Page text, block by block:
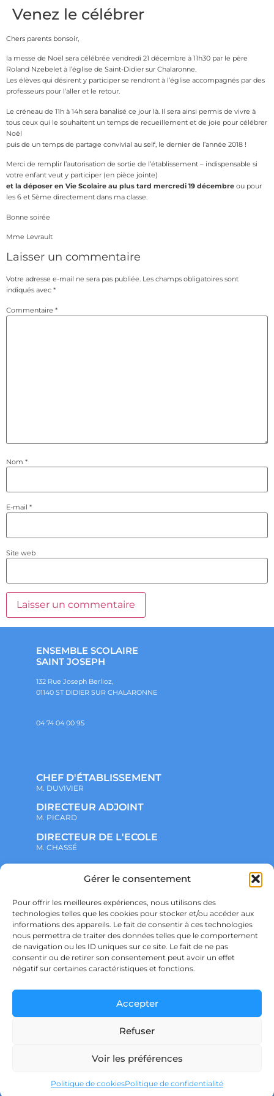
Gérer le consentement
Pour offrir les meilleures expériences, nous utilisons des
technologies telles que les cookies pour stocker et/ou accéder aux
informations des appareils. Le fait de consentir à ces technologies
nous permettra de traiter des données telles que le comportement
de navigation ou les ID uniques sur ce site. Le fait de ne pas
consentir ou de retirer son consentement peut avoir un effet
négatif sur certaines caractéristiques et fonctions.
Accepter
Refuser
Voir les préférences
Politique de cookiesPolitique de confidentialité
Venez le célébrer
Chers parents bonsoir,
la messe de Noël sera célébrée vendredi 21 décembre à 11h30 par le père
Roland Nzebelet à l’église de Saint-Didier sur Chalaronne.
Les élèves qui désirent y participer se rendront à l’église accompagnés par des
professeurs pour l’aller et le retour.
Le créneau de 11h à 14h sera banalisé ce jour là. Il sera ainsi permis de vivre à
tous ceux qui le souhaitent un temps de recueillement et de joie pour célébrer
Noël
puis de un temps de partage convivial au self, le dernier de l’année 2018 !
Merci de remplir l’autorisation de sortie de l’établissement – indispensable si
votre enfant veut y participer (en pièce jointe)
et la déposer en Vie Scolaire au plus tard mercredi 19 décembre ou pour
les 6 et 5ème directement dans ma classe.
Bonne soirée
Mme Levrault
Laisser un commentaire
Votre adresse e-mail ne sera pas publiée. Les champs obligatoires sont
indiqués avec *
Commentaire *
Nom *
E-mail *
Site web
ENSEMBLE SCOLAIRE
SAINT JOSEPH
132 Rue Joseph Berlioz,
01140 ST DIDIER SUR CHALARONNE
04 74 04 00 95
CHEF D'ÉTABLISSEMENT
M. DUVIVIER
DIRECTEUR ADJOINT
M. PICARD
DIRECTEUR DE L'ECOLE
M. CHASSÉ
NOTRE ENSEMBLE SCOLAIRE
ADMINISTRATIF
VIE ASSOCIATIVE
PARTENARIATS
CONTACT
PRÉ-INSCRIPTION
ÉCOLE
COLLÈGE
LYCÉE
POLITIQUE DE CONFIDENTIALITÉ &
Ensemble scolaire Saint Joseph – SAINT DIDIER SUR CHALARONNE – © Copyright